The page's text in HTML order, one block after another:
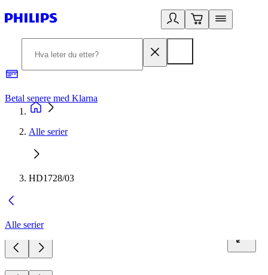
Betal senere med Klarna
Alle serier
HD1728/03
Alle serier